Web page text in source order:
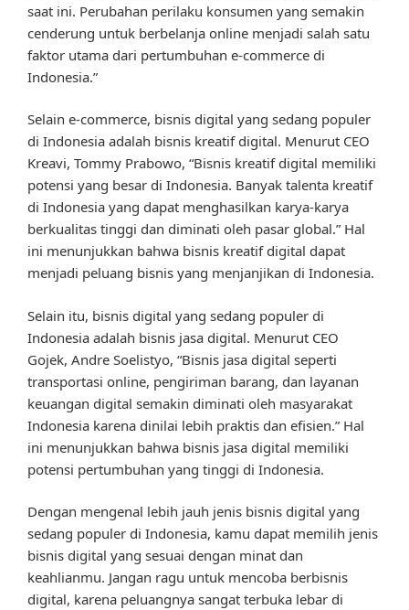
saat ini. Perubahan perilaku konsumen yang semakin
cenderung untuk berbelanja online menjadi salah satu
faktor utama dari pertumbuhan e-commerce di
Indonesia.”
Selain e-commerce, bisnis digital yang sedang populer
di Indonesia adalah bisnis kreatif digital. Menurut CEO
Kreavi, Tommy Prabowo, “Bisnis kreatif digital memiliki
potensi yang besar di Indonesia. Banyak talenta kreatif
di Indonesia yang dapat menghasilkan karya-karya
berkualitas tinggi dan diminati oleh pasar global.” Hal
ini menunjukkan bahwa bisnis kreatif digital dapat
menjadi peluang bisnis yang menjanjikan di Indonesia.
Selain itu, bisnis digital yang sedang populer di
Indonesia adalah bisnis jasa digital. Menurut CEO
Gojek, Andre Soelistyo, “Bisnis jasa digital seperti
transportasi online, pengiriman barang, dan layanan
keuangan digital semakin diminati oleh masyarakat
Indonesia karena dinilai lebih praktis dan efisien.” Hal
ini menunjukkan bahwa bisnis jasa digital memiliki
potensi pertumbuhan yang tinggi di Indonesia.
Dengan mengenal lebih jauh jenis bisnis digital yang
sedang populer di Indonesia, kamu dapat memilih jenis
bisnis digital yang sesuai dengan minat dan
keahlianmu. Jangan ragu untuk mencoba berbisnis
digital, karena peluangnya sangat terbuka lebar di